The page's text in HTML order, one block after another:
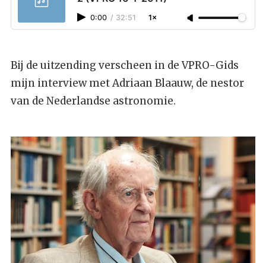
0:00 / 32:51 1×
Bij de uitzending verscheen in de VPRO-Gids
mijn interview met Adriaan Blaauw, de nestor
van de Nederlandse astronomie.